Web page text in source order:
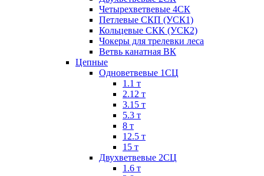
Четырехветвевые 4СК
Петлевые СКП (УСК1)
Кольцевые СКК (УСК2)
Чокеры для трелевки леса
Ветвь канатная ВК
Цепные
Одноветвевые 1СЦ
1.1 т
2.12 т
3.15 т
5.3 т
8 т
12.5 т
15 т
Двухветвевые 2СЦ
1.6 т